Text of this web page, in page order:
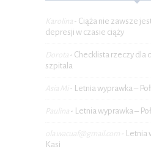
Karolina - Ciąża nie zawsze
depresji w czasie ciąży
Dorota - Checklista rzeczy dla
szpitala
Asia Mi - Letnia wyprawka –
Paulina - Letnia wyprawka –
ola.wacuaf@gmail.com -
Kasi